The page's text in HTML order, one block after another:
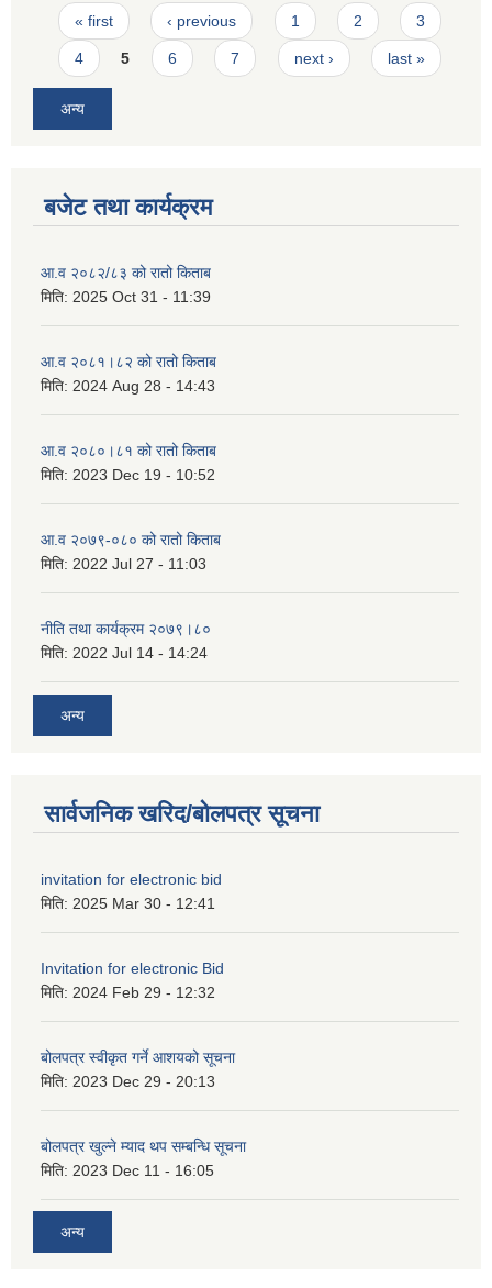
Pages
« first ‹ previous 1 2 3
4 5 6 7 next › last »
अन्य
बजेट तथा कार्यक्रम
आ.व २०८२/८३ को रातो किताब
मिति: 2025 Oct 31 - 11:39
आ.व २०८१।८२ को रातो किताब
मिति: 2024 Aug 28 - 14:43
आ.व २०८०।८१ को रातो किताब
मिति: 2023 Dec 19 - 10:52
आ.व २०७९-०८० को रातो किताब
मिति: 2022 Jul 27 - 11:03
नीति तथा कार्यक्रम २०७९।८०
मिति: 2022 Jul 14 - 14:24
अन्य
सार्वजनिक खरिद/बोलपत्र सूचना
invitation for electronic bid
मिति: 2025 Mar 30 - 12:41
Invitation for electronic Bid
मिति: 2024 Feb 29 - 12:32
बोलपत्र स्वीकृत गर्ने आशयको सूचना
मिति: 2023 Dec 29 - 20:13
बोलपत्र खुल्ने म्याद थप सम्बन्धि सूचना
मिति: 2023 Dec 11 - 16:05
अन्य